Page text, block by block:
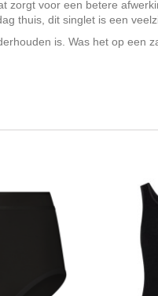
zorgt voor een betere
thuis, dit singlet is een
is. Was het op een